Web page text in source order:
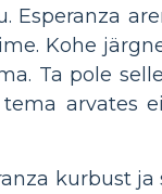
Esperanza
Kohe
Ta pole
arvates
kurbust